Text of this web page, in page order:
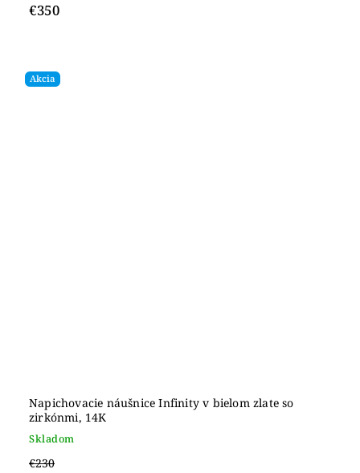
€350
Akcia
Napichovacie náušnice Infinity v bielom zlate so
zirkónmi, 14K
Skladom
€230